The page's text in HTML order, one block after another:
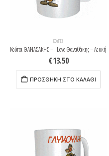
ΚΟΎΠΕΣ
Κούπα ΘΑΝΑΣΑΚΗΣ – I Love Θαναθάκης – Λευκή
€13.50
ΠΡΟΣΘΉΚΗ ΣΤΟ ΚΑΛΆΘΙ